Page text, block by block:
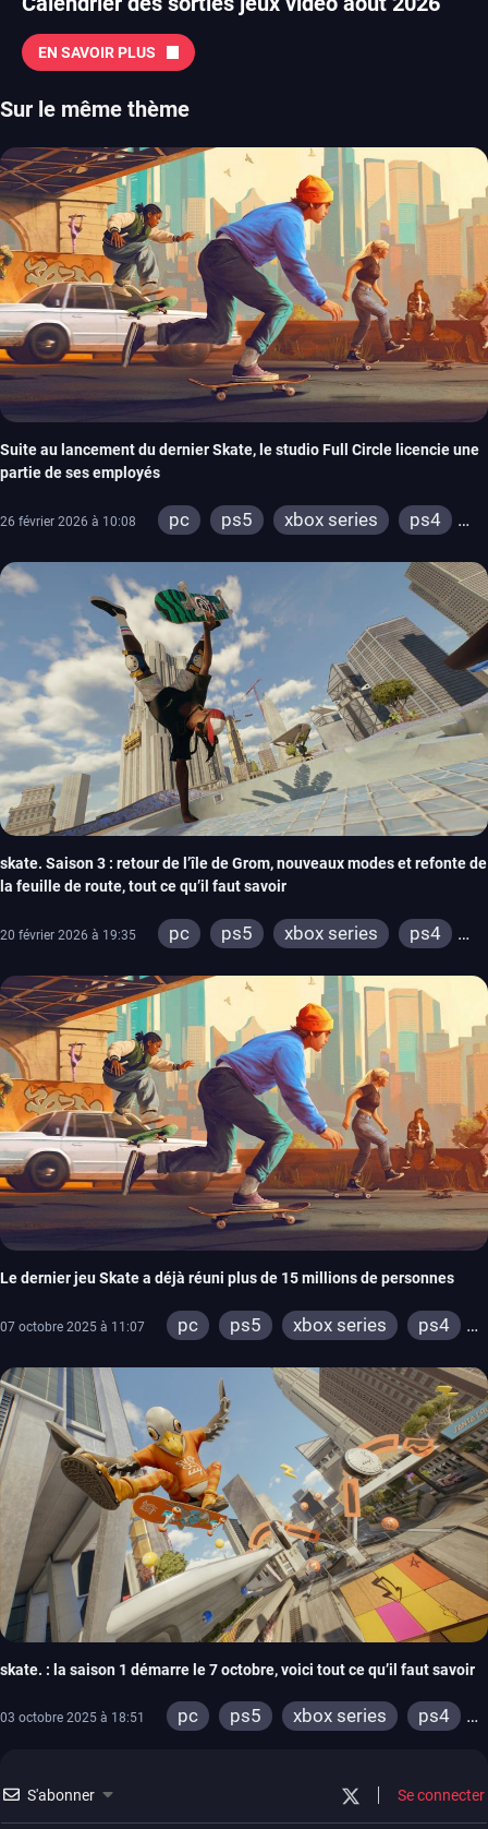
EN SAVOIR PLUS
Sur le même thème
Suite au lancement du dernier Skate, le studio Full Circle licencie une
partie de ses employés
26 février 2026 à 10:08 pc ps5 xbox series
ps4
skate. Saison 3 : retour de l’île de Grom, nouveaux modes et refonte de
la feuille de route, tout ce qu’il faut savoir
20 février 2026 à 19:35 pc ps5 xbox series
ps4
Le dernier jeu Skate a déjà réuni plus de 15 millions de personnes
07 octobre 2025 à 11:07 pc ps5 xbox series
ps4
skate. : la saison 1 démarre le 7 octobre, voici tout ce qu’il faut savoir
03 octobre 2025 à 18:51 pc ps5 xbox series
ps4
S'abonner Se connecter